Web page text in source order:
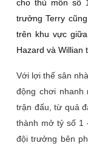
cho thủ môn số
trưởng Terry
trên khu vực
Hazard và Willian
Với lợi thế sân
động chơi nhanh
trận đấu, từ quả
thành mở tỷ số 1
đội trưởng bên